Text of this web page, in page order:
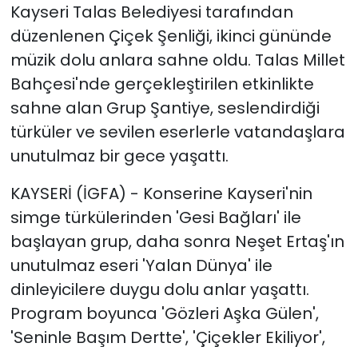
Kayseri Talas Belediyesi tarafından
düzenlenen Çiçek Şenliği, ikinci gününde
müzik dolu anlara sahne oldu. Talas Millet
Bahçesi'nde gerçekleştirilen etkinlikte
sahne alan Grup Şantiye, seslendirdiği
türküler ve sevilen eserlerle vatandaşlara
unutulmaz bir gece yaşattı.
KAYSERİ (İGFA) - Konserine Kayseri'nin
simge türkülerinden 'Gesi Bağları' ile
başlayan grup, daha sonra Neşet Ertaş'ın
unutulmaz eseri 'Yalan Dünya' ile
dinleyicilere duygu dolu anlar yaşattı.
Program boyunca 'Gözleri Aşka Gülen',
'Seninle Başım Dertte', 'Çiçekler Ekiliyor',